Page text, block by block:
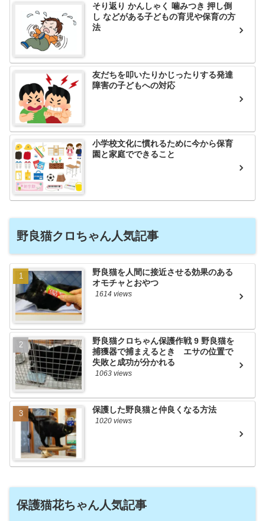
そり返り かんしゃく 噛みつき 押し倒
し などがある子どもの育児や保育の方
法
友だちを叩いたりかじったりする発達
障害の子どもへの対応
小学校文化に慣れるために今から保育
園と家庭でできること
野良猫クロちゃん人気記事
野良猫を人間に接近させる効果のある
オモチャとおやつ
1614 views
野良猫クロちゃん保護作戦 9 野良猫を
捕獲器で捕まえるとき エサの位置で
失敗と成功が分かれる
1063 views
保護した野良猫と仲良くなる方法
1020 views
保護猫花ちゃん人気記事